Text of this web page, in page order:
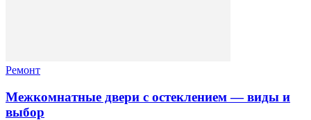
Ремонт
Межкомнатные двери с остеклением — виды и
выбор